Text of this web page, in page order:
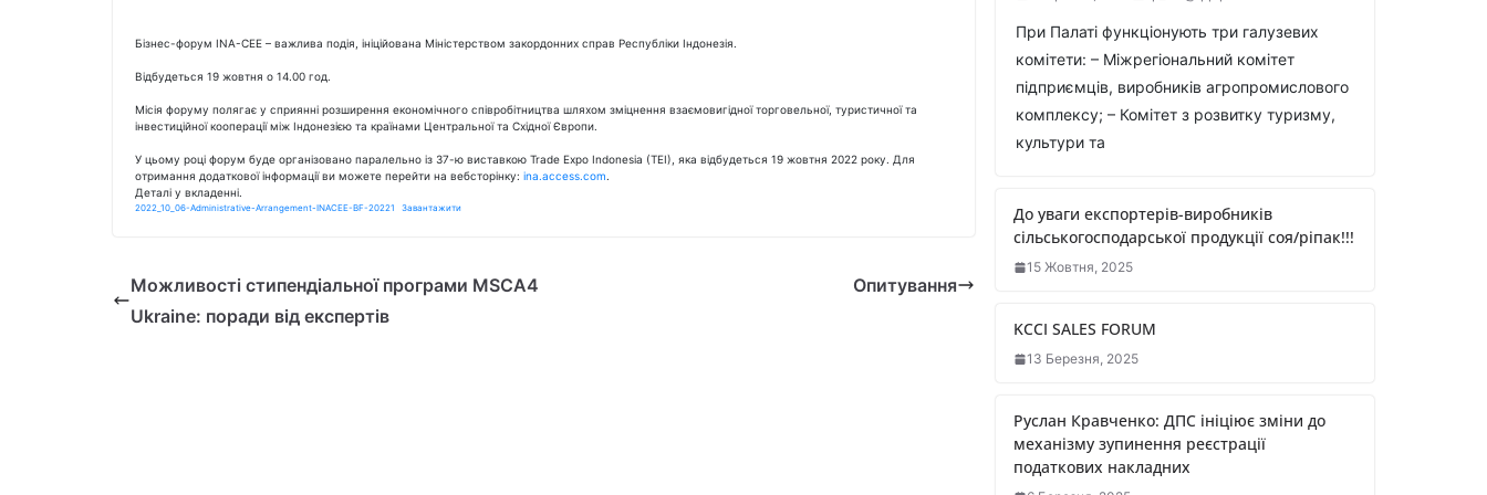
Бізнес-форум INA-CEE – важлива подія, ініційована Міністерством закордонних справ Республіки Індонезія.
Відбудеться 19 жовтня о 14.00 год.
Місія форуму полягає у сприянні розширення економічного співробітництва шляхом зміцнення взаємовигідної торговельної, туристичної та
інвестиційної кооперації між Індонезією та країнами Центральної та Східної Європи.
У цьому році форум буде організовано паралельно із 37-ю виставкою Trade Expo Indonesia (TEI), яка відбудеться 19 жовтня 2022 року. Для
отримання додаткової інформації ви можете перейти на вебсторінку: ina.access.com.
Деталі у вкладенні.
2022_10_06-Administrative-Arrangement-INACEE-BF-20221 Завантажити
Можливості стипендіальної програми MSCA4
Ukraine: поради від експертів
Опитування
При Палаті функціонують три галузевих
комітети: – Міжрегіональний комітет
підприємців, виробників агропромислового
комплексу; – Комітет з розвитку туризму,
культури та
До уваги експортерів-виробників
сільськогосподарської продукції соя/ріпак!!!
15 Жовтня, 2025
KCCI SALES FORUM
13 Березня, 2025
Руслан Кравченко: ДПС ініціює зміни до
механізму зупинення реєстрації
податкових накладних